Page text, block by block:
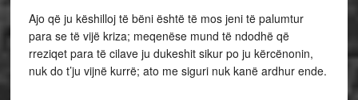
Ajo që ju këshilloj të bëni është të mos jeni të palumtur
para se të vijë kriza; meqenëse mund të ndodhë që
rreziqet para të cilave ju dukeshit sikur po ju kërcënonin,
nuk do t’ju vijnë kurrë; ato me siguri nuk kanë ardhur ende.